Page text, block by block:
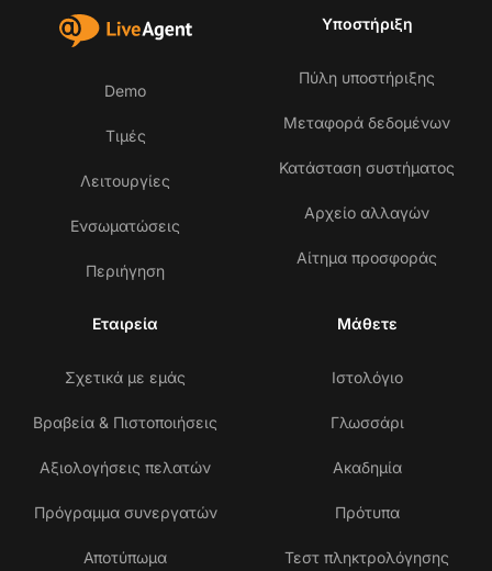
Demo
Τιμές
Λειτουργίες
Ενσωματώσεις
Περιήγηση
Υποστήριξη
Πύλη υποστήριξης
Μεταφορά δεδομένων
Κατάσταση συστήματος
Αρχείο αλλαγών
Αίτημα προσφοράς
Εταιρεία
Σχετικά με εμάς
Βραβεία & Πιστοποιήσεις
Αξιολογήσεις πελατών
Πρόγραμμα συνεργατών
Αποτύπωμα
Μάθετε
Ιστολόγιο
Γλωσσάρι
Ακαδημία
Πρότυπα
Τεστ πληκτρολόγησης